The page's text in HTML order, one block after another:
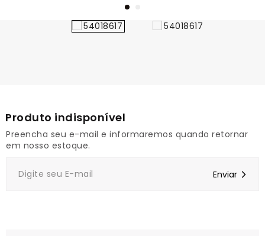
Preencha seu e-mail e informaremos quando retornar
em nosso estoque.